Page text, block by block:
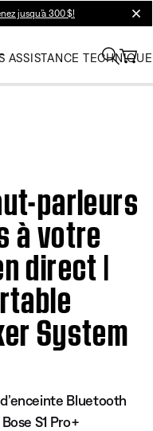
jusqu’à 300 $!
ASSISTANCE TECHNIQUE
parleurs
à votre
direct |
System
Bluetooth
S1 Pro+